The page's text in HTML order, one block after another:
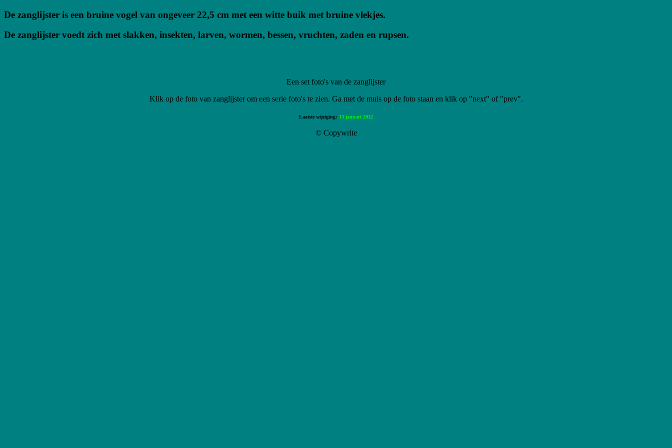
De zanglijster is een bruine vogel van ongeveer 22,5 cm met een witte buik met bruine vlekjes.
De zanglijster voedt zich met slakken, insekten, larven, wormen, bessen, vruchten, zaden en rupsen.
Een set foto's van de zanglijster
Klik op de foto van zanglijster om een serie foto's te zien. Ga met de muis op de foto staan en klik op "next" of "prev".
Laatste wijziging: 13 januari 2012
© Copywrite